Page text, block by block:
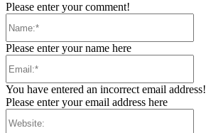
Please enter your comment!
Please enter your name here
You have entered an incorrect email address!
Please enter your email address here